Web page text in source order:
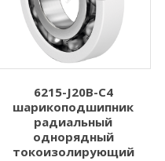
6215-J20B-C4
шарикоподшипник
радиальный
однорядный
токоизолирующий